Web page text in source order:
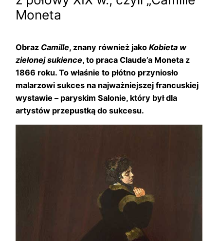
Moneta
Obraz Camille, znany również jako Kobieta w
zielonej sukience, to praca Claude’a Moneta z
1866 roku. To właśnie to płótno przyniosło
malarzowi sukces na najważniejszej francuskiej
wystawie – paryskim Salonie, który był dla
artystów przepustką do sukcesu.